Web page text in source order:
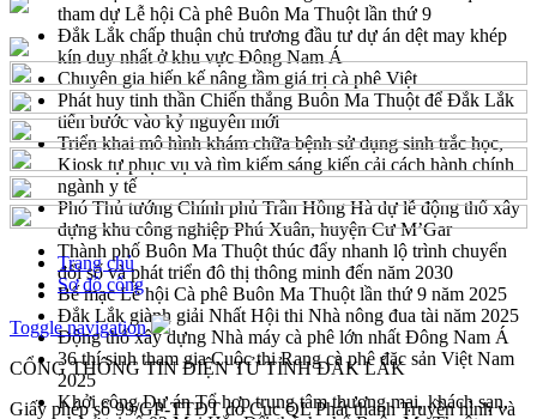
tham dự Lễ hội Cà phê Buôn Ma Thuột lần thứ 9
Đắk Lắk chấp thuận chủ trương đầu tư dự án dệt may khép
kín duy nhất ở khu vực Đông Nam Á
Chuyên gia hiến kế nâng tầm giá trị cà phê Việt
Phát huy tinh thần Chiến thắng Buôn Ma Thuột để Đắk Lắk
tiến bước vào kỷ nguyên mới
Triển khai mô hình khám chữa bệnh sử dụng sinh trắc học,
Kiosk tự phục vụ và tìm kiếm sáng kiến cải cách hành chính
ngành y tế
Phó Thủ tướng Chính phủ Trần Hồng Hà dự lễ động thổ xây
dựng khu công nghiệp Phú Xuân, huyện Cư M’Gar
Thành phố Buôn Ma Thuột thúc đẩy nhanh lộ trình chuyển
đổi số và phát triển đô thị thông minh đến năm 2030
Bế mạc Lễ hội Cà phê Buôn Ma Thuột lần thứ 9 năm 2025
Đắk Lắk giành giải Nhất Hội thi Nhà nông đua tài năm 2025
Động thổ xây dựng Nhà máy cà phê lớn nhất Đông Nam Á
36 thí sinh tham gia Cuộc thi Rang cà phê đặc sản Việt Nam
2025
Khởi công Dự án Tổ hợp trung tâm thương mại, khách sạn,
Trang chủ
Sơ đồ cổng
Toggle navigation
CỔNG THÔNG TIN ĐIỆN TỬ TỈNH ĐẮK LẮK
Giấy phép số 99/GP-TTĐT do Cục QL Phát thanh Truyền hình và